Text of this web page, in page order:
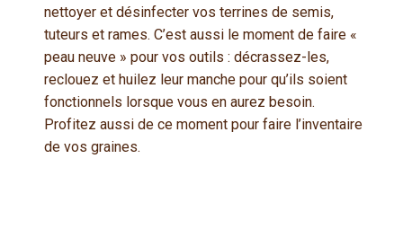
nettoyer et désinfecter vos terrines de semis,
tuteurs et rames. C’est aussi le moment de faire «
peau neuve » pour vos outils : décrassez-les,
reclouez et huilez leur manche pour qu’ils soient
fonctionnels lorsque vous en aurez besoin.
Profitez aussi de ce moment pour faire l’inventaire
de vos graines.